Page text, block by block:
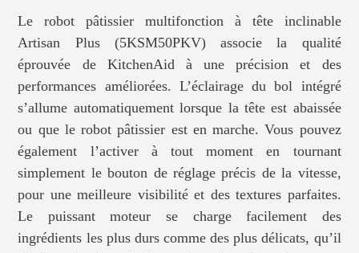
Le robot pâtissier multifonction à tête inclinable
Artisan Plus (5KSM50PKV) associe la qualité
éprouvée de KitchenAid à une précision et des
performances améliorées. L’éclairage du bol intégré
s’allume automatiquement lorsque la tête est abaissée
ou que le robot pâtissier est en marche. Vous pouvez
également l’activer à tout moment en tournant
simplement le bouton de réglage précis de la vitesse,
pour une meilleure visibilité et des textures parfaites.
Le puissant moteur se charge facilement des
ingrédients les plus durs comme des plus délicats, qu’il